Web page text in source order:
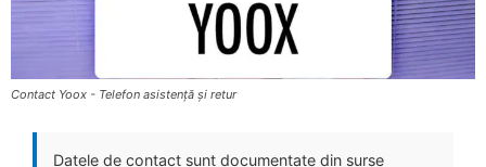
Contact Yoox - Telefon asistență și retur
Datele de contact sunt documentate din surse